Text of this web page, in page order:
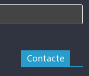
Contacte